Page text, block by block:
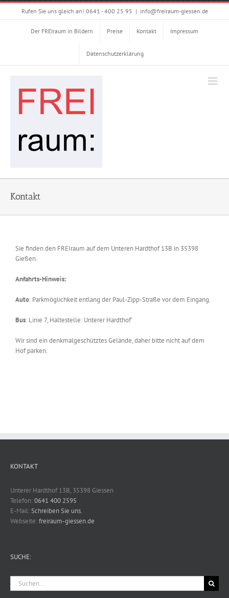
Zum
Rufen Sie uns gleich an! 0641 - 400 25 95 | info@freiraum-giessen.de
Der FREIraum in Bildern Preise Kontakt Impressum
Datenschutzerklärung
Kontakt
Sie finden den FREIraum auf dem Unteren Hardthof 13B in 35398
Gießen.
Anfahrts-Hinweis:
Auto: Parkmöglichkeit entlang der Paul-Zipp-Straße vor dem Eingang.
Bus: Linie 7, Haltestelle: Unterer Hardthof‘
Wir sind ein denkmalgeschütztes Gelände, daher bitte nicht auf dem
Hof parken.
KONTAKT
Unterer Hardthof 13B, 35398 Giessen
Telefon:0641 400 2595
E-Mail:Schreiben Sie uns.
Webseite:freiraum-giessen.de
SUCHE:
Suche
nach: